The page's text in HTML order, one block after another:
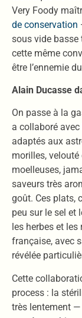
Very Foody
de conservation
sous vide
cette même
être l’ennemie
Alain Ducasse
On passe à la
a collaboré
adaptés aux
morilles,
moelleuses,
saveurs très
goût. Ces plats,
peu sur le sel et
les herbes et
française, avec
révélée
Cette
process : la
très lentement